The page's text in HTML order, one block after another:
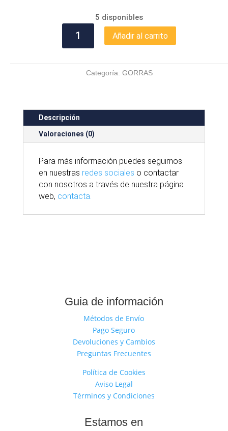
5 disponibles
GUARDIA
cantidad
Añadir al carrito
Categoría: GORRAS
Descripción
Valoraciones (0)
Para más información puedes seguirnos
en nuestras redes sociales o contactar
con nosotros a través de nuestra página
web, contacta.
Guia de información
Métodos de Envío
Pago Seguro
Devoluciones y Cambios
Preguntas Frecuentes
Política de Cookies
Aviso Legal
Términos y Condiciones
Estamos en